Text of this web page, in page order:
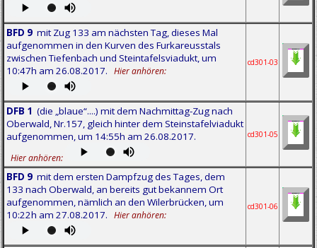
BFD 9 mit Zug 133 am nächsten Tag, dieses Mal
aufgenommen in den Kurven des Furkareusstals
zwischen Tiefenbach und Steintafelsviadukt, um
10:47h am 26.08.2017.
Hier anhören:
cd301-03
DFB 1 (die „blaue“....) mit dem Nachmittag-Zug nach
Oberwald, Nr.157, gleich hinter dem Steinstafelviadukt
aufgenommen, um 14:55h am 26.08.2017.
Hier anhören:
cd301-05
BFD 9 mit dem ersten Dampfzug des Tages, dem
133 nach Oberwald, an bereits gut bekannem Ort
aufgenommen, nämlich an den Wilerbrücken, um
10:22h am 27.08.2017.
Hier anhören:
cd301-06